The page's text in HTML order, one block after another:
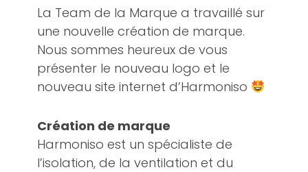
La Team de la Marque a travaillé sur
une nouvelle création de marque.
Nous sommes heureux de vous
présenter le nouveau logo et le
nouveau site internet d’Harmoniso
Création de marque
Harmoniso est un spécialiste de
l’isolation, de la ventilation et du